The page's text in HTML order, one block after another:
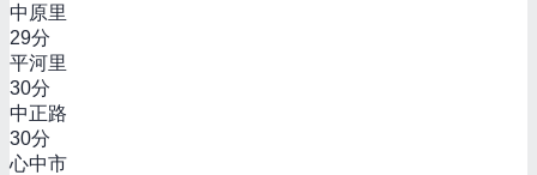
中原里
29分
平河里
30分
中正路
30分
心中市